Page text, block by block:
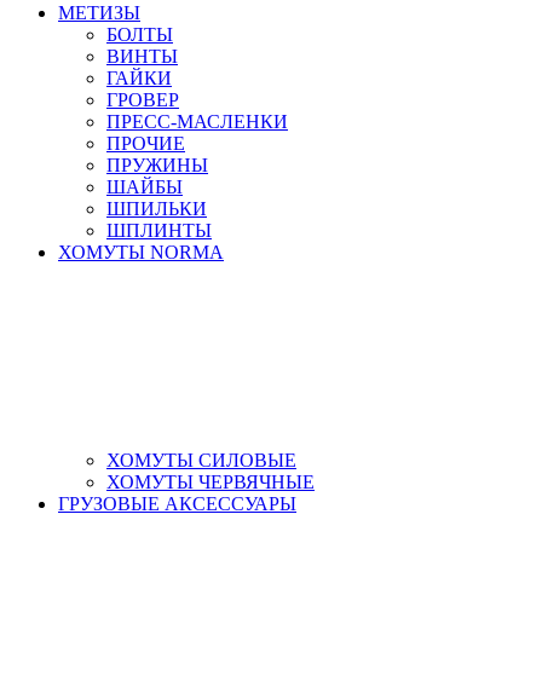
МЕТИЗЫ
БОЛТЫ
ВИНТЫ
ГАЙКИ
ГРОВЕР
ПРЕСС-МАСЛЕНКИ
ПРОЧИЕ
ПРУЖИНЫ
ШАЙБЫ
ШПИЛЬКИ
ШПЛИНТЫ
ХОМУТЫ NORMA
ХОМУТЫ СИЛОВЫЕ
ХОМУТЫ ЧЕРВЯЧНЫЕ
ГРУЗОВЫЕ АКСЕССУАРЫ